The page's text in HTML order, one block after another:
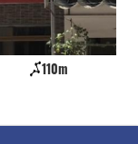
110m